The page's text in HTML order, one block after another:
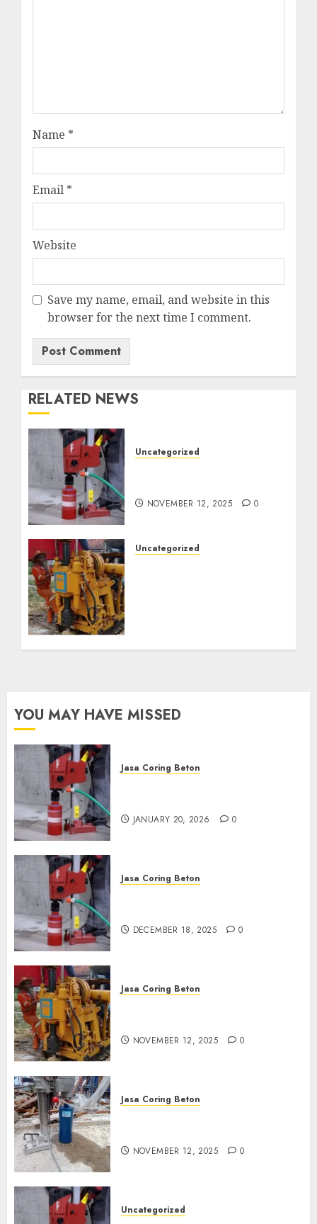
Name *
Email *
Website
Save my name, email, and website in this
browser for the next time I comment.
RELATED NEWS
Uncategorized
NOVEMBER 12, 2025 0
Uncategorized
YOU MAY HAVE MISSED
Jasa Coring Beton
JANUARY 20, 2026 0
Jasa Coring Beton
DECEMBER 18, 2025 0
Jasa Coring Beton
NOVEMBER 12, 2025 0
Jasa Coring Beton
NOVEMBER 12, 2025 0
Uncategorized